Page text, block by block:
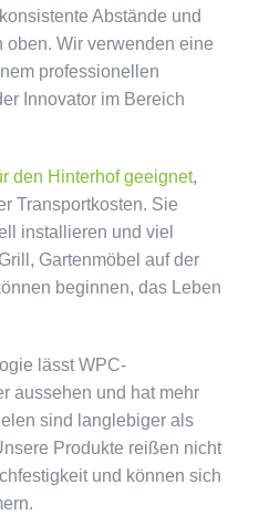
Abstände und
Wir verwenden eine
professionellen
Innovator im Bereich
den Hinterhof geeignet,
Transportkosten. Sie
installieren und viel
Gartenmöbel auf der
beginnen, das Leben
lässt WPC-
aussehen und hat mehr
sind langlebiger als
Produkte reißen nicht
und können sich